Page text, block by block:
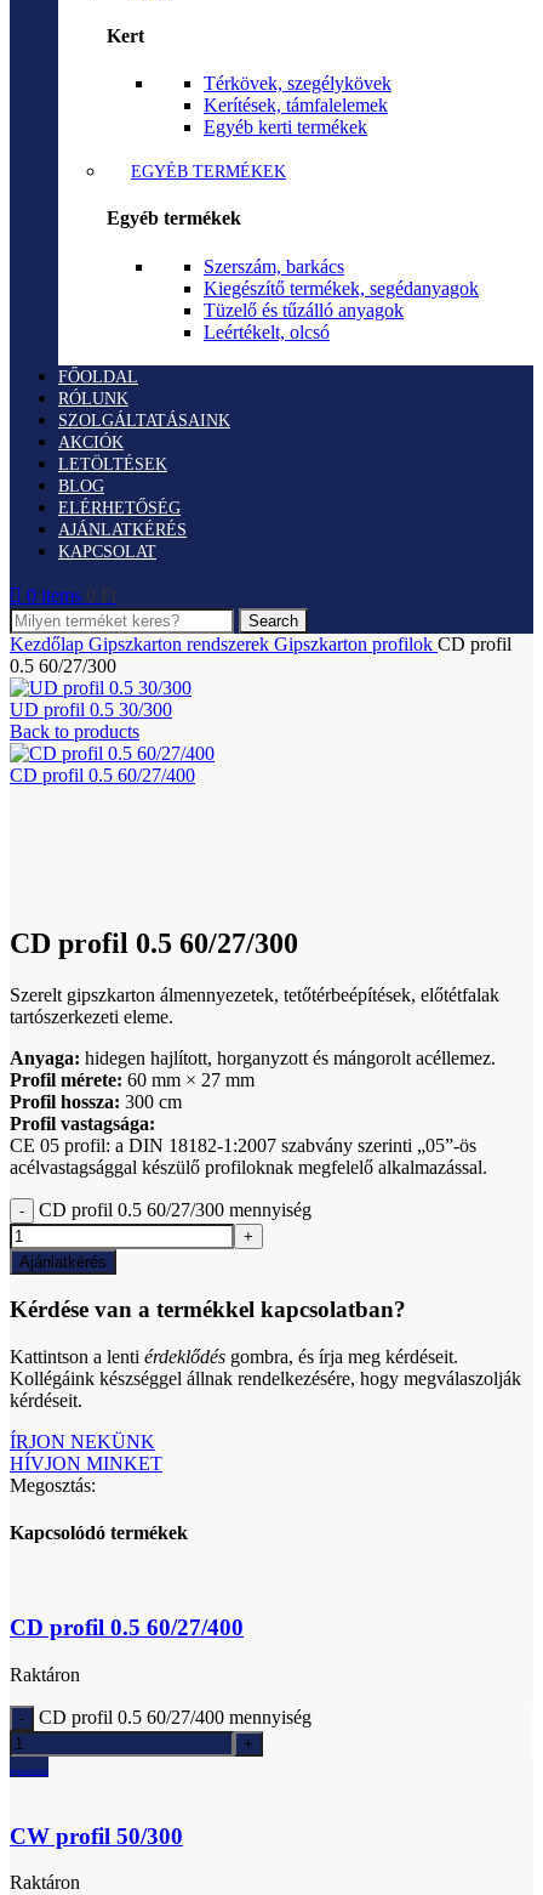
Kert
Térkövek, szegélykövek
Kerítések, támfalelemek
Egyéb kerti termékek
EGYÉB TERMÉKEK
Egyéb termékek
Szerszám, barkács
Kiegészítő termékek, segédanyagok
Tüzelő és tűzálló anyagok
Leértékelt, olcsó
FŐOLDAL
RÓLUNK
SZOLGÁLTATÁSAINK
AKCIÓK
LETÖLTÉSEK
BLOG
ELÉRHETŐSÉG
AJÁNLATKÉRÉS
KAPCSOLAT
0 items 0 Ft
Search
Kezdőlap Gipszkarton rendszerek Gipszkarton profilok CD profil
0.5 60/27/300
UD profil 0.5 30/300
Back to products
CD profil 0.5 60/27/400
CD profil 0.5 60/27/300
Szerelt gipszkarton álmennyezetek, tetőtérbeépítések, előtétfalak
tartószerkezeti eleme.
Anyaga: hidegen hajlított, horganyzott és mángorolt acéllemez.
Profil mérete: 60 mm × 27 mm
Profil hossza: 300 cm
Profil vastagsága:
CE 05 profil: a DIN 18182-1:2007 szabvány szerinti „05”-ös
acélvastagsággal készülő profiloknak megfelelő alkalmazással.
CD profil 0.5 60/27/300 mennyiség
Ajánlatkérés
Kérdése van a termékkel kapcsolatban?
Kattintson a lenti érdeklődés gombra, és írja meg kérdéseit.
Kollégáink készséggel állnak rendelkezésére, hogy megválaszolják
kérdéseit.
ÍRJON NEKÜNK
HÍVJON MINKET
Megosztás:
Kapcsolódó termékek
CD profil 0.5 60/27/400
Raktáron
CD profil 0.5 60/27/400 mennyiség
Ajánlatkérés
CW profil 50/300
Raktáron